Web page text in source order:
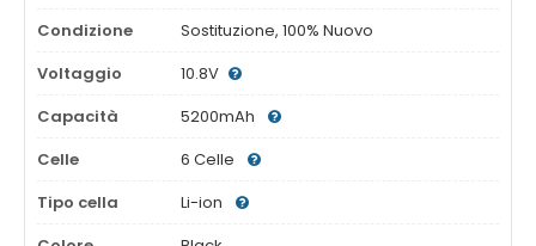
Condizione
Sostituzione, 100% Nuovo
Voltaggio
10.8V
Capacità
5200mAh
Celle
6 Celle
Tipo cella
Li-ion